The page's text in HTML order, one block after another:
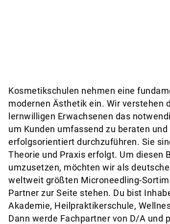
Kosmetikschulen nehmen eine
modernen Ästhetik ein. Wir verstehen
lernwilligen Erwachsenen das
um Kunden umfassend zu beraten
erfolgsorientiert durchzuführen. Sie
Theorie und Praxis erfolgt. Um diesen
umzusetzen, möchten wir als
weltweit größten Microneedling-
Partner zur Seite stehen. Du bist
Akademie, Heilpraktikerschule,
Dann werde Fachpartner von D/A